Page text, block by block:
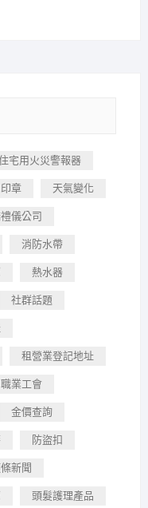
宅用火災警報器
印章 天氣變化
儀公司
消防水帶
熱水器
社群話題
租營業登記地址
職業工會
金價查詢
防盜扣
新聞
頭髮護理產品